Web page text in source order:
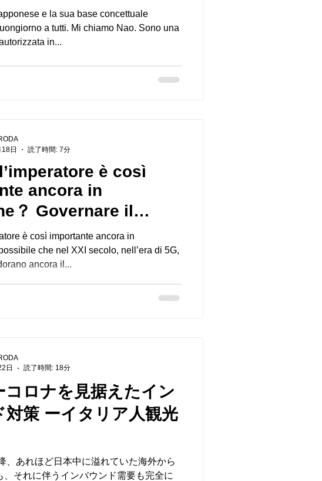
e la sua base concettuale
a tutti. Mi chiamo Nao. Sono una
in...
è così
ancora in
？ Governare il
il sistema Sh
è così importante ancora in
che nel XXI secolo, nell’era di 5G,
ancora il...
日
読了時間: 7分
コロナを見据えたイン
リア人観光
、あれほど日本中に溢れていた海外から
、それに伴うインバウンド需要も完全に
日
読了時間: 18分